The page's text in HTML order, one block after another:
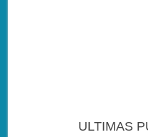
ULTIMAS